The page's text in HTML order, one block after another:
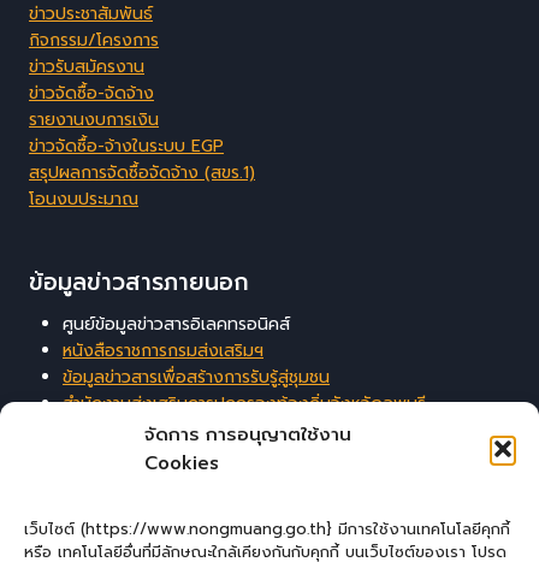
จัดการ การอนุญาตใช้งาน
Cookies
เว็บไซต์ (https://www.nongmuang.go.th} มีการใช้งานเทคโนโลยีคุกกี้
หรือ เทคโนโลยีอื่นที่มีลักษณะใกล้เคียงกันกับคุกกี้ บนเว็บไซต์ของเรา โปรด
ข่าวประชาสัมพันธ์
กิจกรรม/โครงการ
ข่าวรับสมัครงาน
ข่าวจัดซื้อ-จัดจ้าง
รายงานงบการเงิน
ข่าวจัดซื้อ-จ้างในระบบ EGP
สรุปผลการจัดซื้อจัดจ้าง (สขร.1)
โอนงบประมาณ
ข้อมูลข่าวสารภายนอก
ศูนย์ข้อมูลข่าวสารอิเลคทรอนิคส์
หนังสือราชการกรมส่งเสริมฯ
ข้อมูลข่าวสารเพื่อสร้างการรับรู้สู่ชุมชน
สำนักงานส่งเสริมการปกครองท้องถิ่นจังหวัดลพบุรี
ระบบสารสนเทศสนับสนุนการบริหารจัดการของ อปท.
ผู้เยี่ยมชมเว็บไซต์